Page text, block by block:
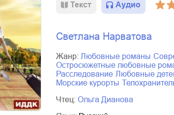
Текст Аудио
Светлана Нарватова
Жанр: любовные романы
остросюжетные любовные
расследование
любовные
морские курорты
Чтец:
Ольга Дианова